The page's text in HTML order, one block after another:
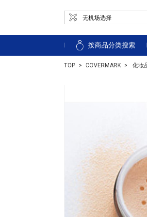
按商品分类搜索
TOP COVERMARK 化妆